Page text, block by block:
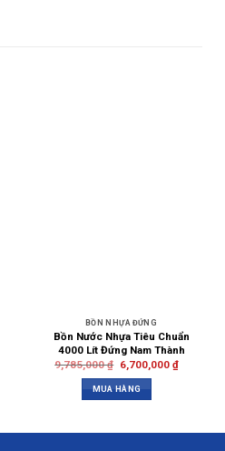
BỒN NHỰA ĐỨNG
Bồn Nước Nhựa Tiêu Chuẩn
4000 Lít Đứng Nam Thành
9,785,000₫ 6,700,000 ₫
MUA HÀNG